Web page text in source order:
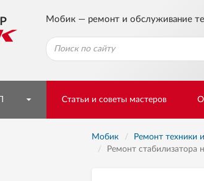
Мобик — ремонт и обслуживание
Статьи и советы мастеров О
Мобик Ремонт техники
Ремонт стабилизатора